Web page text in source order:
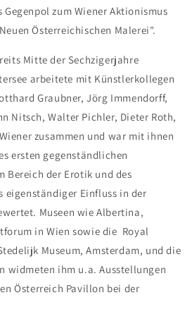
zum Wiener Aktionismus
Österreichischen Malerei".
Mitte der Sechzigerjahre
arbeitete mit Künstlerkollegen
Graubner, Jörg Immendorff,
Nitsch, Walter Pichler, Dieter Roth,
zusammen und war mit ihnen
ersten gegenständlichen
Bereich der Erotik und des
eigenständiger Einfluss in der
Museen wie Albertina,
in Wien sowie die Royal
Museum, Amsterdam, und die
widmeten ihm u.a. Ausstellungen
Österreich Pavillon bei der